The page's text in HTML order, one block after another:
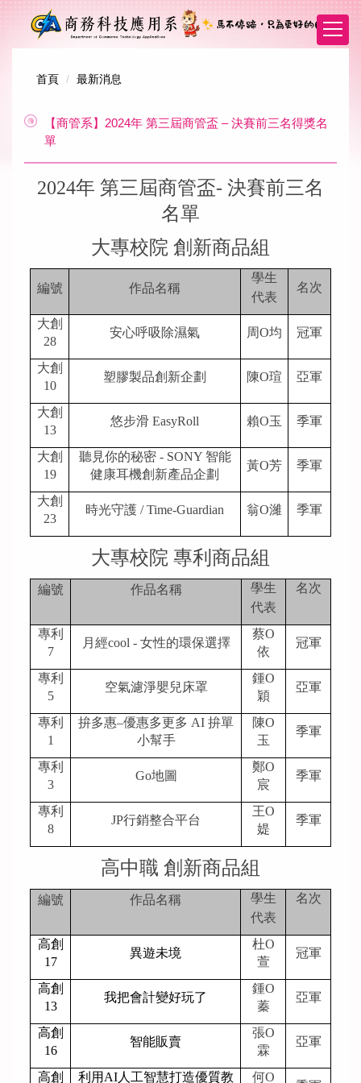
首頁 最新消息
【商管系】2024年 第三屆商管盃 – 決賽前三名得獎名
單
2024年 第三屆商管盃- 決賽前三名
名單
大專校院 創新商品組
編號 作品名稱
學生
代表
名次
大創
28
安心呼吸除濕氣 周O均 冠軍
大創
10
塑膠製品創新企劃 陳O瑄 亞軍
大創
13
悠步滑 EasyRoll 賴O玉 季軍
大創
19
聽見你的秘密 - SONY 智能
健康耳機創新產品企劃
黃O芳 季軍
大創
23
時光守護 / Time-Guardian 翁O濰 季軍
大專校院 專利商品組
編號 作品名稱
學生
代表
名次
專利
7
月經cool - 女性的環保選擇
蔡O
依
冠軍
專利
5
空氣濾淨嬰兒床罩
鍾O
穎
亞軍
專利
1
拚多惠–優惠多更多 AI 拚單
小幫手
陳O
玉
季軍
專利
3
Go地圖
鄭O
宸
季軍
專利
8
JP行銷整合平台
王O
媞
季軍
高中職 創新商品組
編號 作品名稱
學生
代表
名次
高創
17
異遊未境
杜O
萱
冠軍
高創
13
我把會計變好玩了
鍾O
蓁
亞軍
高創
16
智能販賣
張O
霖
亞軍
高創 利用AI人工智慧打造優質教 何O